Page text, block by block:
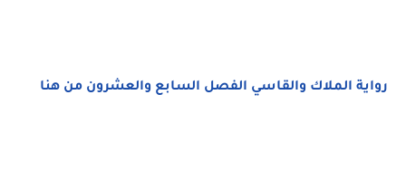
رواية الملاك والقاسي الفصل السابع والعشرون من هنا